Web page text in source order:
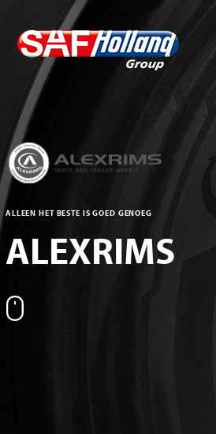
ALLEEN HET BESTE IS GOED GENOEG
ALEXRIMS